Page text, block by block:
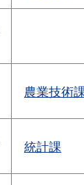
農業技術
統計課